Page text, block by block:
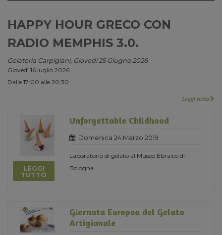
HAPPY HOUR GRECO CON
RADIO MEMPHIS 3.0.
Gelateria Carpigiani, Giovedi 25 Giugno 2026
Giovedì 16 luglio 2026
Dalle 17:00 alle 20:30
Leggi tutto
LEGGI
TUTTO
Unforgettable Childhood
Domenica 24 Marzo 2019
Laboratorio di gelato al Museo Ebraico di
Bologna
Giornata Europea del Gelato
Artigianale